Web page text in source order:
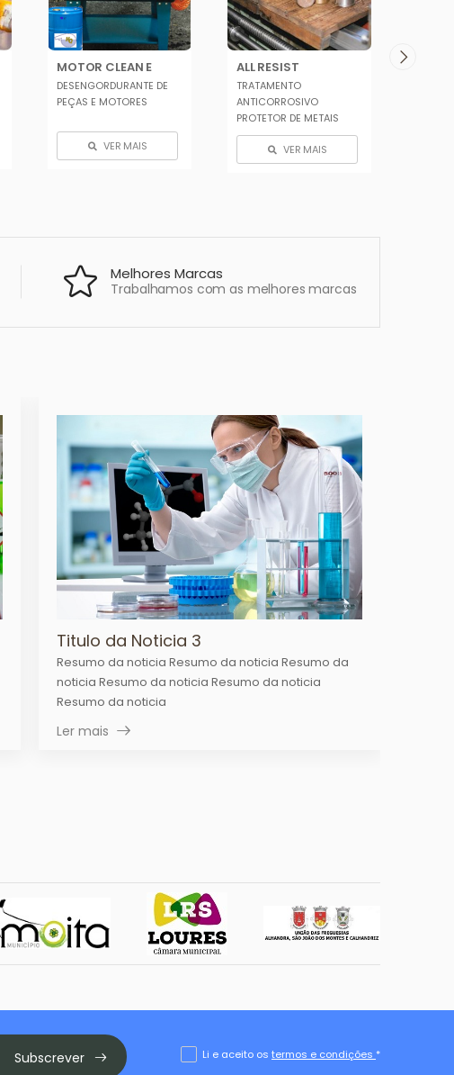
MOTOR CLEAN E
DESENGORDURANTE DE
PEÇAS E MOTORES
VER MAIS
ALL RESIST
TRATAMENTO
ANTICORROSIVO
PROTETOR DE METAIS
VER MAIS
Melhores Marcas
Trabalhamos com as melhores marcas
Titulo da Noticia 3
Resumo da noticia Resumo da noticia Resumo da
noticia Resumo da noticia Resumo da noticia
Resumo da noticia
Ler mais
Subscrever Li e aceito os termos e condições *